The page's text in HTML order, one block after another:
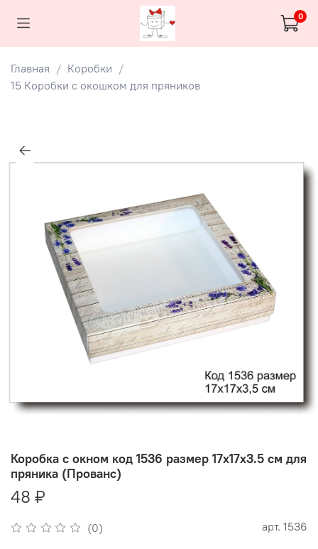
0
Главная
Коробки
15 Коробки с окошком для пряников
(0) арт. 1536
Коробка с окном код 1536 размер 17х17х3.5 см для
пряника (Прованс)
48 ₽